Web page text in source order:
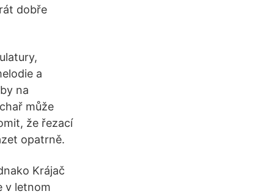
dobře
a
na
může
že řezací
opatrně.
Krájač
v letnom